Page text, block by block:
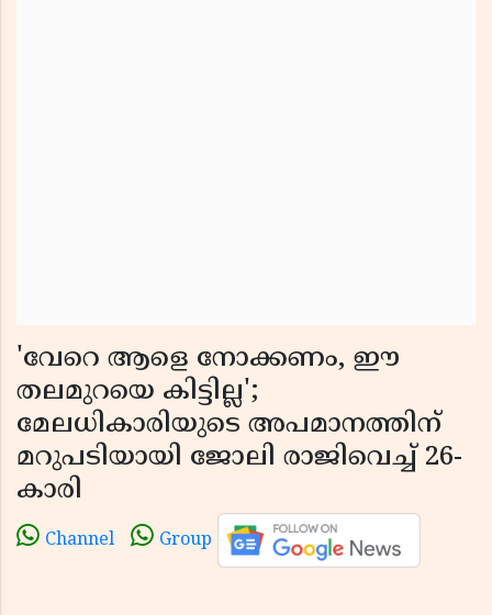
'വേറെ ആളെ നോക്കണം, ഈ
തലമുറയെ കിട്ടില്ല';
മേലധികാരിയുടെ അപമാനത്തിന്
മറുപടിയായി ജോലി രാജിവെച്ച് 26-
കാരി
Channel Group